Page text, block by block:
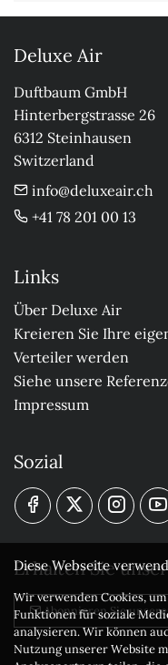
Deluxe Air
Duftbaum GmbH
Hinterbergstrasse 26
6312 Steinhausen
Switzerland
info@deluxeair.ch
+41 78 201 00 13
Links
Über Deluxe Air
Kreieren Sie Ihre
Verteiler werden
Siehe unsere
Impressum
Sozial
Erhalten Sie
Abonnieren Sie
Diese Webseite
Wir verwenden Cookies,
Funktionen für soziale
analysieren. Wir können
Nutzung unserer Website